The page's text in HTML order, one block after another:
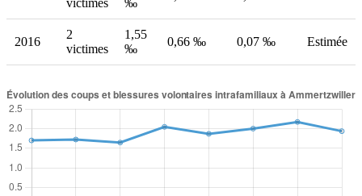
victimes ‰
2016
2
victimes
1,55
‰
0,66 ‰ 0,07 ‰ Estimée